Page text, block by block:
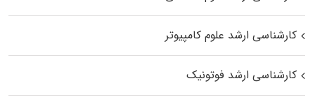
کارشناسی ارشد علوم کامپیوتر
کارشناسی ارشد فوتونیک